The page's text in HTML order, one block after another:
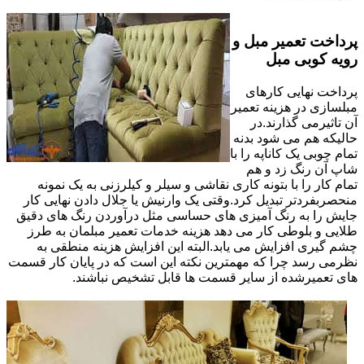
پرداخت تعمیر مبل و
رویه کوبی مبل
پرداخت نهایی کارهای
مبلسازی در هزینه تعمیر
آن تاثیرمی گذارند.در
حالیکه هم می شود بدنه
تمام چوبی یک کاناپه را با
شاپ آن رنگ زد و هم
تمام کار را با بتونه کاری نقاشی و سیلر و کیلرزنی به یک نمونه
منحصربفردتر تبدیل کرد.وقتی یک وارنیش یا جلال دادن نهایی کار
جایش را به رنگ آمیزی های حساسی مثل درآوردن رنگ های دقیق
طلایی و بلوطی کار می دهد هزینه خدمات تعمیر مبلمان به طرز
چشم گیری افزایش می یابد.البته این افزایش هزینه منطقی به
نظرمی رسد چرا که مهمترین نکته این است که در پایان کار قسمت
های تعمیرشده از سایر قسمت ها قابل تشخیص نباشند.